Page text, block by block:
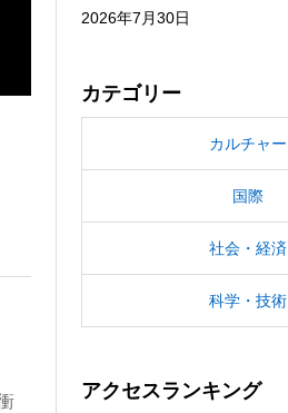
2026年7月30日
カテゴリー
カルチャー
国際
社会・経済
科学・技術
アクセスランキング